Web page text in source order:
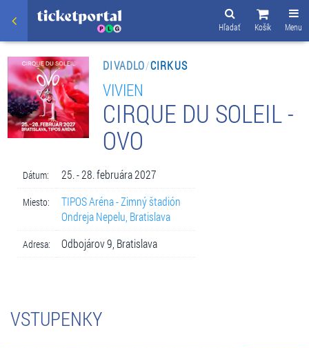
Menu
Košík
Hľadať
DIVADLO/CIRKUS
VIVIEN
CIRQUE DU SOLEIL -
OVO
Dátum: 25. - 28. februára 2027
Miesto:
TIPOS Aréna - Zimný štadión
Ondreja Nepelu, Bratislava
Adresa: Odbojárov 9, Bratislava
VSTUPENKY